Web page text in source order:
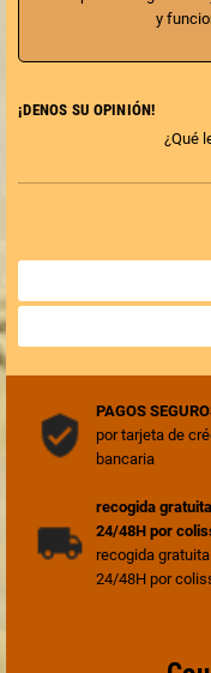
y
¡DENOS SU OPINIÓN!
¿Qué
PAGOS
por tarjeta de
bancaria
recogida
24/48H por
recogida
24/48H por